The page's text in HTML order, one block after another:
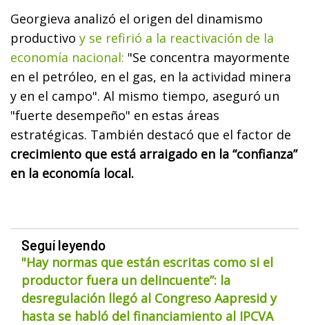
Georgieva analizó el origen del dinamismo
productivo y se refirió a la reactivación de la
economía nacional: "Se concentra mayormente
en el petróleo, en el gas, en la actividad minera
y en el campo". Al mismo tiempo, aseguró un
"fuerte desempeño" en estas áreas
estratégicas. También destacó que el factor de
crecimiento que está arraigado en la “confianza”
en la economía local.
Seguí leyendo
"Hay normas que están escritas como si el
productor fuera un delincuente”: la
desregulación llegó al Congreso Aapresid y
hasta se habló del financiamiento al IPCVA